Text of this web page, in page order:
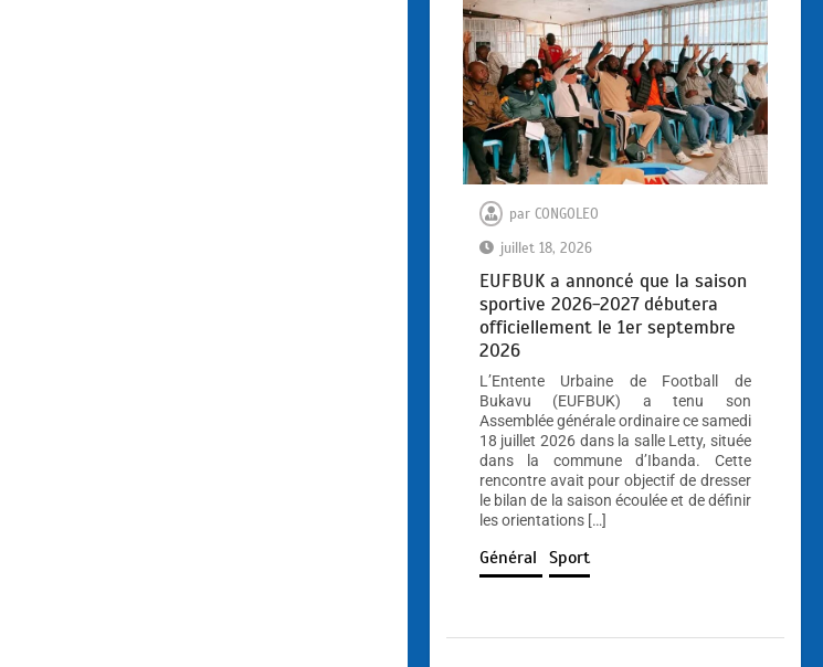
par CONGOLEO
juillet 18, 2026
EUFBUK a annoncé que la saison
sportive 2026-2027 débutera
officiellement le 1er septembre
2026
L’Entente Urbaine de Football de
Bukavu (EUFBUK) a tenu son
Assemblée générale ordinaire ce samedi
18 juillet 2026 dans la salle Letty, située
dans la commune d’Ibanda. Cette
rencontre avait pour objectif de dresser
le bilan de la saison écoulée et de définir
les orientations […]
Général Sport